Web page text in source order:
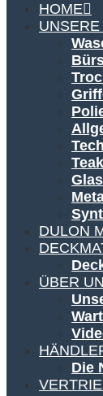
HOME
DULON
ÜBER
Die